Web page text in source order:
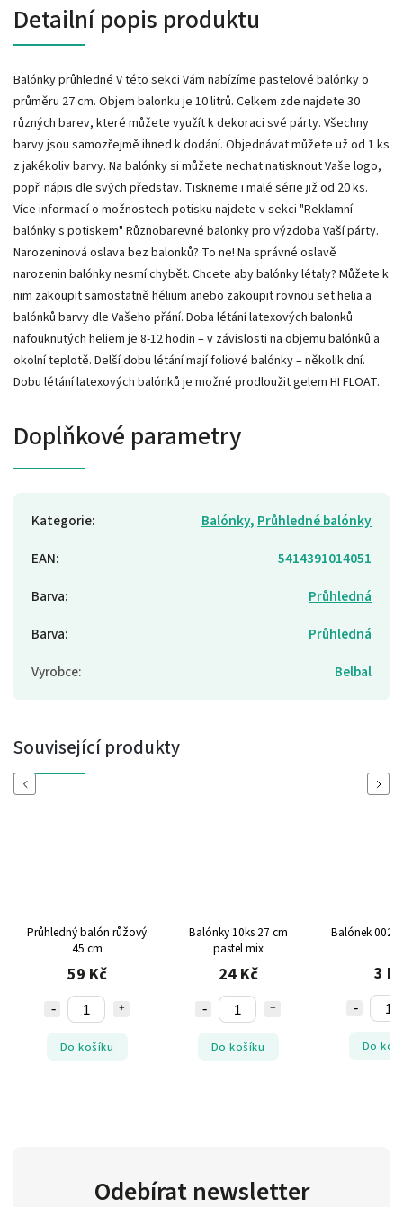
Detailní popis produktu
Balónky průhledné V této sekci Vám nabízíme pastelové balónky o
průměru 27 cm. Objem balonku je 10 litrů. Celkem zde najdete 30
různých barev, které můžete využít k dekoraci své párty. Všechny
barvy jsou samozřejmě ihned k dodání. Objednávat můžete už od 1 ks
z jakékoliv barvy. Na balónky si můžete nechat natisknout Vaše logo,
popř. nápis dle svých představ. Tiskneme i malé série již od 20 ks.
Více informací o možnostech potisku najdete v sekci "Reklamní
balónky s potiskem" Různobarevné balonky pro výzdoba Vaší párty.
Narozeninová oslava bez balonků? To ne! Na správné oslavě
narozenin balónky nesmí chybět. Chcete aby balónky létaly? Můžete k
nim zakoupit samostatně hélium anebo zakoupit rovnou set helia a
balónků barvy dle Vašeho přání. Doba létání latexových balonků
nafouknutých heliem je 8-12 hodin – v závislosti na objemu balónků a
okolní teplotě. Delší dobu létání mají foliové balónky – několik dní.
Dobu létání latexových balónků je možné prodloužit gelem HI FLOAT.
Doplňkové parametry
Kategorie: Balónky, Průhledné balónky
EAN:
5414391014051
Barva:
Průhledná
Barva:
Průhledná
Vyrobce: Belbal
Související produkty
Previous
Průhledný balón růžový
45 cm
59 Kč
Do košíku
Balónky 10ks 27 cm
pastel mix
24 Kč
Do košíku
Balónek 002
3
Do
Next
Odebírat newsletter